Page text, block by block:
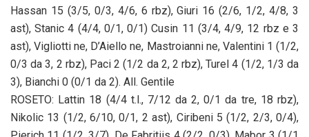
Hassan 15 (3/5, 0/3, 4/6, 6 rbz), Giuri 16 (2/6, 1/2, 4/8, 3
ast), Stanic 4 (4/4, 0/1, 0/1) Cusin 11 (3/4, 4/9, 12 rbz e 3
ast), Vigliotti ne, D’Aiello ne, Mastroianni ne, Valentini 1 (1/2,
0/3 da 3, 2 rbz), Paci 2 (1/2 da 2, 2 rbz), Turel 4 (1/2, 1/3 da
3), Bianchi 0 (0/1 da 2). All. Gentile
ROSETO: Lattin 18 (4/4 t.l., 7/12 da 2, 0/1 da tre, 18 rbz),
Nikolic 13 (1/2, 6/10, 0/1, 2 ast), Ciribeni 5 (1/2, 2/3, 0/4),